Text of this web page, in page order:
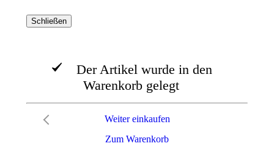
Schließen
Der Artikel wurde in den
Warenkorb gelegt
Zum Warenkorb
Weiter einkaufen